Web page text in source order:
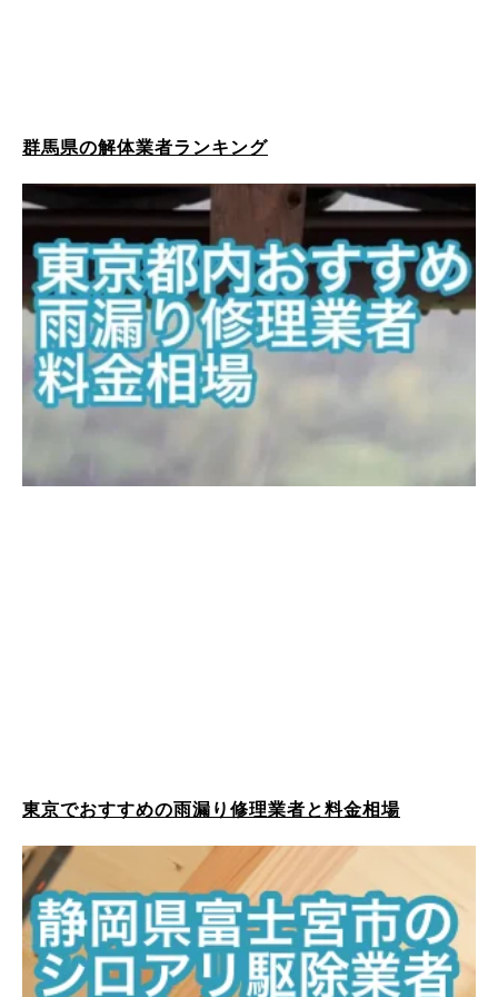
群馬県の解体業者ランキング
東京でおすすめの雨漏り修理業者と料金相場